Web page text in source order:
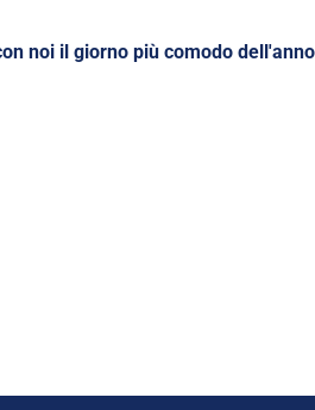
noi il giorno più comodo